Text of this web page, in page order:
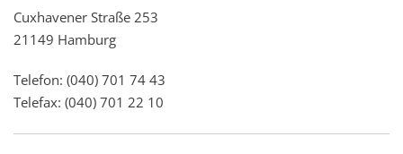
Cuxhavener Straße 253
21149 Hamburg
Telefon: (040) 701 74 43
Telefax: (040) 701 22 10